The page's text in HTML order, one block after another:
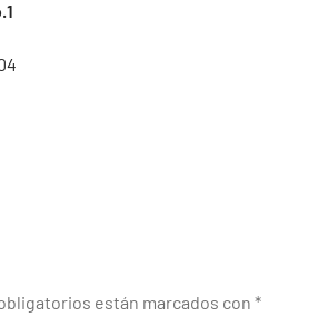
están marcados con *